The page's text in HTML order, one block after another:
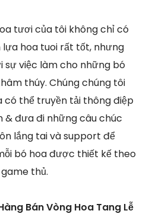
tươi của tôi không chỉ có
hoa tuoi rất tốt, nhưng
việc làm cho những bó
thúy. Chúng chúng tôi
có thể truyền tải thông điệp
& đưa đi những câu chúc
lắng tai và support để
bó hoa được thiết kế theo
thủ.
Bán Vòng Hoa Tang Lễ